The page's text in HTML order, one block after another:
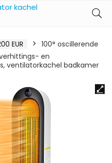
EUR
100° oscillerende
en
ventilatorkachel badkamer